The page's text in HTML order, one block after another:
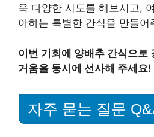
욱 다양한 시도를 해보시고,
아하는 특별한 간식을 만들어
이번 기회에 양배추 간식으로
거움을 동시에 선사해 주세요!
자주 묻는 질문